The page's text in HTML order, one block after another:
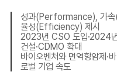
성과(Performance), 가
율성(Efficiency) 제시
2023년 CSO 도입·2024
건설·CDMO 확대
바이오벤처와 면역항암제·
로벌 기업 속도